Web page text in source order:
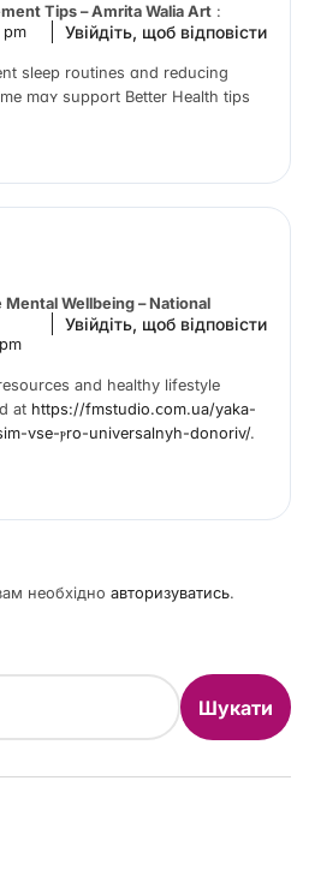
Tips – Amrita Walia Art :
pm
sleep routines ɑnd reducing
mɑʏ support Better Health tips
Увійдіть, щоб відповісти
Wellbeing – National
аnd healthy lifestyle
at https://fmstudio.ⅽom.ua/yaka-
vse-ⲣro-universalnyh-donoriv/.
Увійдіть, щоб відповісти
необхідно авторизуватись.
Шукати